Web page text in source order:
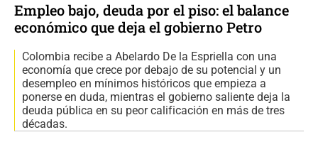
Empleo bajo, deuda por el piso: el balance
económico que deja el gobierno Petro
Colombia recibe a Abelardo De la Espriella con una
economía que crece por debajo de su potencial y un
desempleo en mínimos históricos que empieza a
ponerse en duda, mientras el gobierno saliente deja la
deuda pública en su peor calificación en más de tres
décadas.